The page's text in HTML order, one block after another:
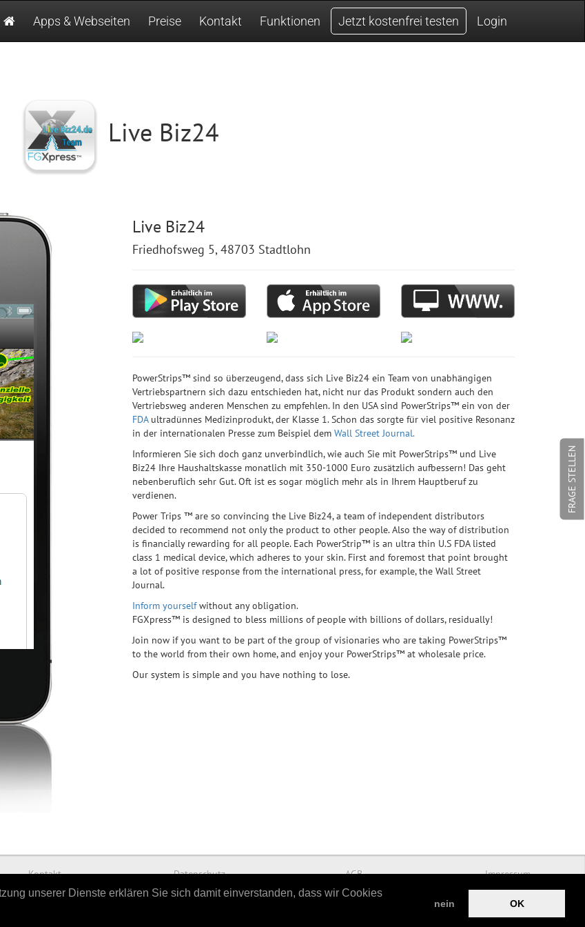
unserer Dienste erklären Sie sich damit einverstanden, dass wir Cookies
nein OK
Apps & Webseiten Preise Kontakt Funktionen Jetzt kostenfrei testen Login
Live Biz24
Live Biz24
Friedhofsweg 5, 48703 Stadtlohn
PowerStrips™ sind so überzeugend, dass sich Live Biz24 ein Team von unabhängigen
Vertriebspartnern sich dazu entschieden hat, nicht nur das Produkt sondern auch den
Vertriebsweg anderen Menschen zu empfehlen. In den USA sind PowerStrips™ ein von der
FDAultradünnes Medizinprodukt, der Klasse 1. Schon das sorgte für viel positive Resonanz
in der internationalen Presse zum Beispiel dem Wall Street Journal.
Informieren Sie sich doch ganz unverbindlich, wie auch Sie mit PowerStrips™ und Live
Biz24 Ihre Haushaltskasse monatlich mit 350-1000 Euro zusätzlich aufbessern! Das geht
nebenberuflich sehr Gut. Oft ist es sogar möglich mehr als in Ihrem Hauptberuf zu
verdienen.
Power Trips ™ are so convincing the Live Biz24, a team of independent distributors
decided to recommend not only the product to other people. Also the way of distribution
is financially rewarding for all people. Each PowerStrip™ is an ultra thin U.S FDA listed
class 1 medical device, which adheres to your skin. First and foremost that point brought
a lot of positive response from the international press, for example, the Wall Street
Journal.
Inform yourselfwithout any obligation.
FGXpress™ is designed to bless millions of people with billions of dollars, residually!
Join now if you want to be part of the group of visionaries who are taking PowerStrips™
to the world from their own home, and enjoy your PowerStrips™ at wholesale price.
Our system is simple and you have nothing to lose.
Kontakt Datenschutz AGB Impressum
FRAGE STELLEN